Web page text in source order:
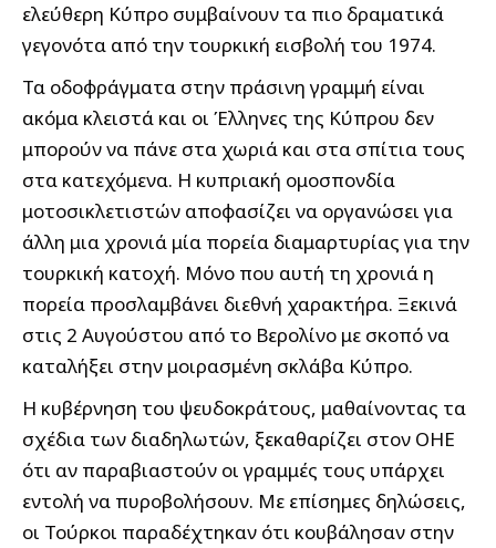
ελεύθερη Κύπρο συμβαίνουν τα πιο δραματικά
γεγονότα από την τουρκική εισβολή του 1974.
Τα οδοφράγματα στην πράσινη γραμμή είναι
ακόμα κλειστά και οι Έλληνες της Κύπρου δεν
μπορούν να πάνε στα χωριά και στα σπίτια τους
στα κατεχόμενα. Η κυπριακή ομοσπονδία
μοτοσικλετιστών αποφασίζει να οργανώσει για
άλλη μια χρονιά μία πορεία διαμαρτυρίας για την
τουρκική κατοχή. Μόνο που αυτή τη χρονιά η
πορεία προσλαμβάνει διεθνή χαρακτήρα. Ξεκινά
στις 2 Αυγούστου από το Βερολίνο με σκοπό να
καταλήξει στην μοιρασμένη σκλάβα Κύπρο.
Η κυβέρνηση του ψευδοκράτους, μαθαίνοντας τα
σχέδια των διαδηλωτών, ξεκαθαρίζει στον ΟΗΕ
ότι αν παραβιαστούν οι γραμμές τους υπάρχει
εντολή να πυροβολήσουν. Με επίσημες δηλώσεις,
οι Τούρκοι παραδέχτηκαν ότι κουβάλησαν στην